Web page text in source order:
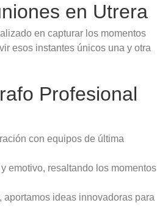
en Utrera
en capturar los momentos
esos instantes únicos una y otra
Profesional
con equipos de última
emotivo, resaltando los momentos
ideas innovadoras para